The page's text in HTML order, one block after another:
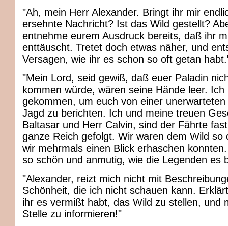
"Ah, mein Herr Alexander. Bringt ihr mir
ersehnte Nachricht? Ist das Wild gestellt?
entnehme eurem Ausdruck bereits, daß ihr
enttäuscht. Tretet doch etwas näher, und
Versagen, wie ihr es schon so oft getan
"Mein Lord, seid gewiß, daß euer Paladin
kommen würde, wären seine Hände leer. Ich
gekommen, um euch von einer
Jagd zu berichten. Ich und meine treuen
Baltasar und Herr Calvin, sind der Fährte
ganze Reich gefolgt. Wir waren dem Wild so
wir mehrmals einen Blick erhaschen
so schön und anmutig, wie die Legenden es
"Alexander, reizt mich nicht mit
Schönheit, die ich nicht schauen kann.
ihr es vermißt habt, das Wild zu stellen, und
Stelle zu informieren!"